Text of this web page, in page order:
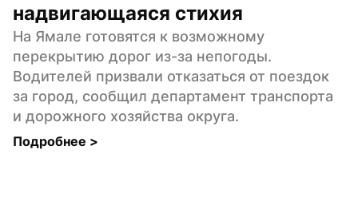
надвигающаяся стихия
На Ямале готовятся к возможному
перекрытию дорог из-за непогоды.
Водителей призвали отказаться от поездок
за город, сообщил департамент транспорта
и дорожного хозяйства округа.
Подробнее >